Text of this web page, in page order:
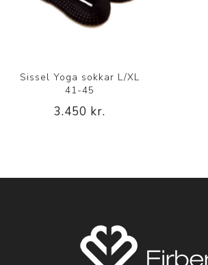
Sissel Yoga sokkar L/XL
41-45
3.450 kr.